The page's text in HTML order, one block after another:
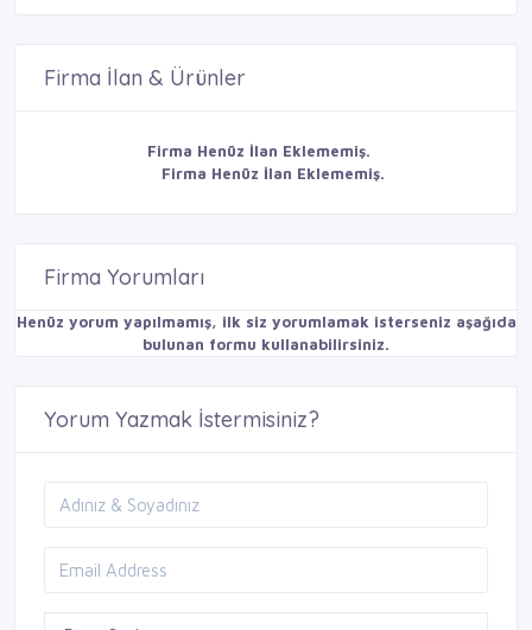
Firma İlan & Ürünler
Firma Henüz İlan Eklememiş.
Firma Henüz İlan Eklememiş.
Firma Yorumları
Henüz yorum yapılmamış, ilk siz yorumlamak isterseniz aşağıda
bulunan formu kullanabilirsiniz.
Yorum Yazmak İstermisiniz?